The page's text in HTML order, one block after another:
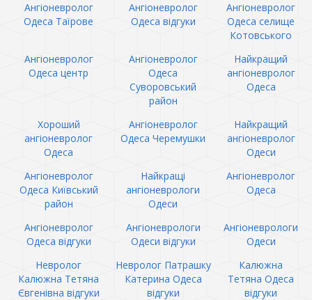
Ангіоневролог
Одеса Таїрове
Ангіоневролог
Одеса відгуки
Ангіоневролог
Одеса селище
Котовського
Ангіоневролог
Одеса центр
Ангіоневролог
Одеса
Суворовський
район
Найкращий
ангіоневролог
Одеса
Хороший
ангіоневролог
Одеса
Ангіоневролог
Одеса Черемушки
Найкращий
ангіоневролог
Одеси
Ангіоневролог
Одеса Київський
район
Найкращі
ангіоневрологи
Одеси
Ангіоневролог
Одеса
Ангіоневролог
Одеса відгуки
Ангіоневрологи
Одеси відгуки
Ангіоневрологи
Одеси
Невролог
Калюжна Тетяна
Євгенівна відгуки
Невролог Патрашку
Катерина Одеса
відгуки
Калюжна
Тетяна Одеса
відгуки